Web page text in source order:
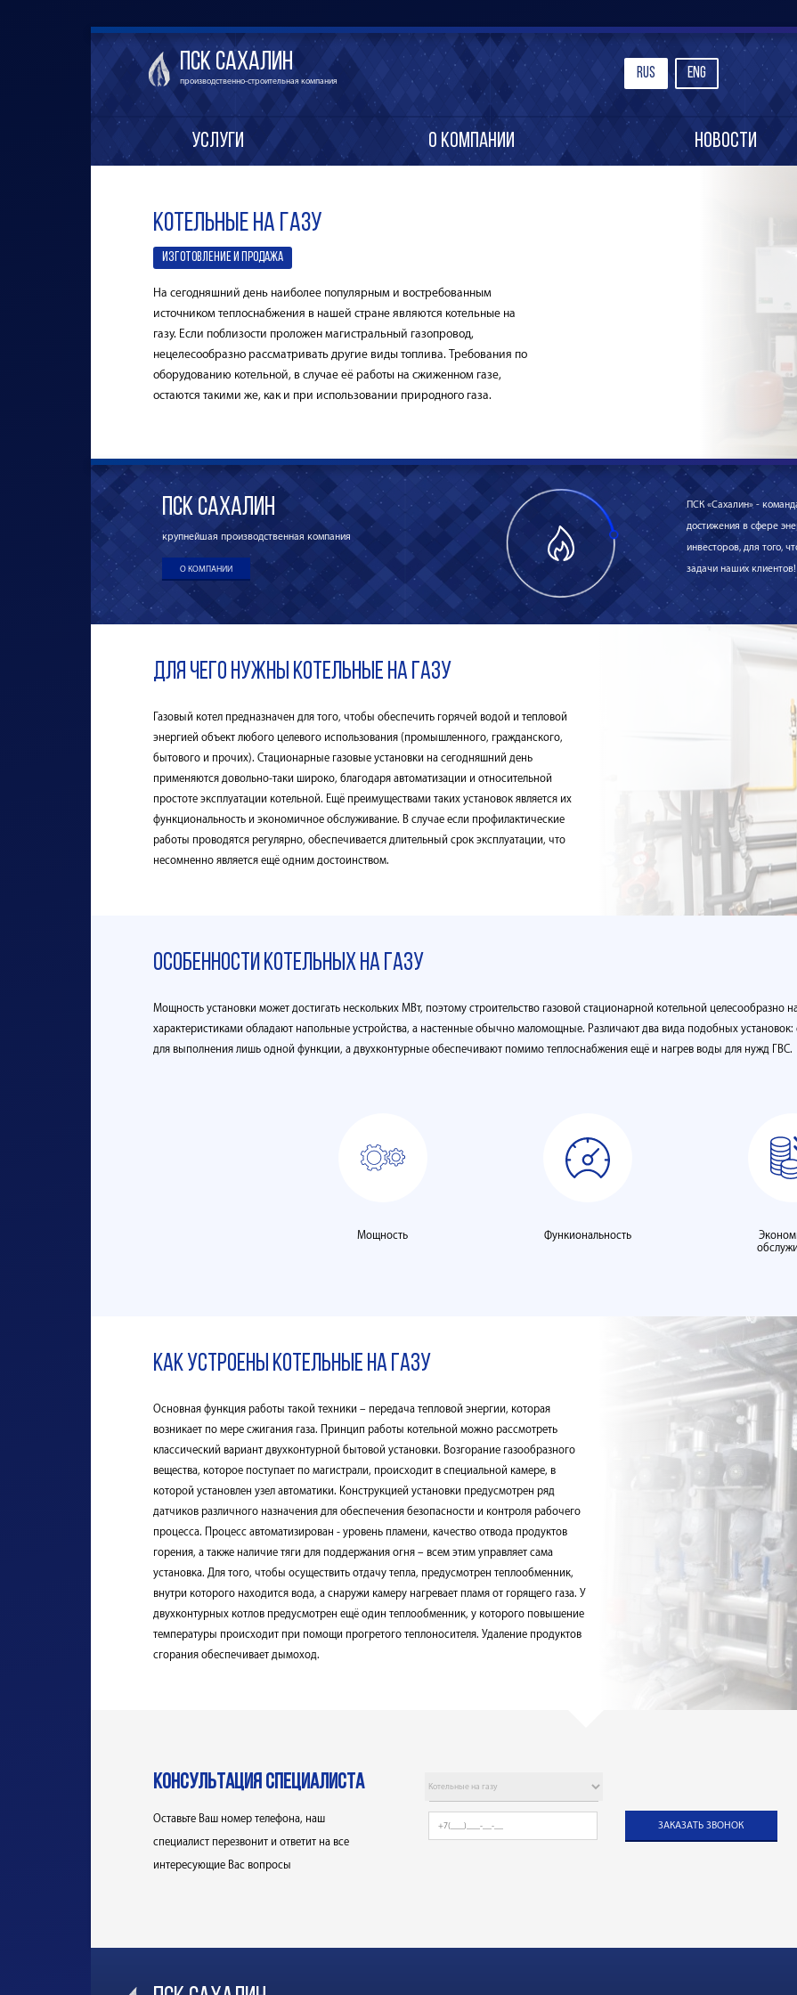
ПСК Сахалин
производственно-строительная компания Rus Eng
Услуги О компании Новости
Котельные на газу
ИЗГОТОВЛЕНИЕ И ПРОДАЖА
На сегодняшний день наиболее популярным и востребованным
источником теплоснабжения в нашей стране являются котельные на
газу. Если поблизости проложен магистральный газопровод,
нецелесообразно рассматривать другие виды топлива. Требования по
оборудованию котельной, в случае её работы на сжиженном газе,
остаются такими же, как и при использовании природного газа.
ПСК Сахалин
крупнейшая производственная компания
О КОМПАНИИ
ПСК «Сахалин» -
достижения в сфере
инвесторов, для того,
задачи наших клиентов!
Для чего нужны котельные на газу
Газовый котел предназначен для того, чтобы обеспечить горячей водой и тепловой
энергией объект любого целевого использования (промышленного, гражданского,
бытового и прочих). Стационарные газовые установки на сегодняшний день
применяются довольно-таки широко, благодаря автоматизации и относительной
простоте эксплуатации котельной. Ещё преимуществами таких установок является их
функциональность и экономичное обслуживание. В случае если профилактические
работы проводятся регулярно, обеспечивается длительный срок эксплуатации, что
несомненно является ещё одним достоинством.
Особенности котельных на газу
Мощность установки может достигать нескольких МВт, поэтому строительство газовой стационарной котельной целесообразно
характеристиками обладают напольные устройства, а настенные обычно маломощные. Различают два вида подобных
для выполнения лишь одной функции, а двухконтурные обеспечивают помимо теплоснабжения ещё и нагрев воды для нужд ГВС.
Мощность Функиональность
Как устроены котельные на газу
Основная функция работы такой техники – передача тепловой энергии, которая
возникает по мере сжигания газа. Принцип работы котельной можно рассмотреть
классический вариант двухконтурной бытовой установки. Возгорание газообразного
вещества, которое поступает по магистрали, происходит в специальной камере, в
которой установлен узел автоматики. Конструкцией установки предусмотрен ряд
датчиков различного назначения для обеспечения безопасности и контроля рабочего
процесса. Процесс автоматизирован - уровень пламени, качество отвода продуктов
горения, а также наличие тяги для поддержания огня – всем этим управляет сама
установка. Для того, чтобы осуществить отдачу тепла, предусмотрен теплообменник,
внутри которого находится вода, а снаружи камеру нагревает пламя от горящего газа. У
двухконтурных котлов предусмотрен ещё один теплообменник, у которого повышение
температуры происходит при помощи прогретого теплоносителя. Удаление продуктов
сгорания обеспечивает дымоход.
консультация специалиста
Оставьте Ваш номер телефона, наш
специалист перезвонит и ответит на все
интересующие Вас вопросы
ЗАКАЗАТЬ ЗВОНОК